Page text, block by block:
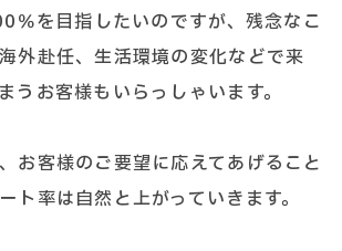
％を目指したいのですが、残念なこ
外赴任、生活環境の変化などで来
うお客様もいらっしゃいます。
お客様のご要望に応えてあげること
ト率は自然と上がっていきます。